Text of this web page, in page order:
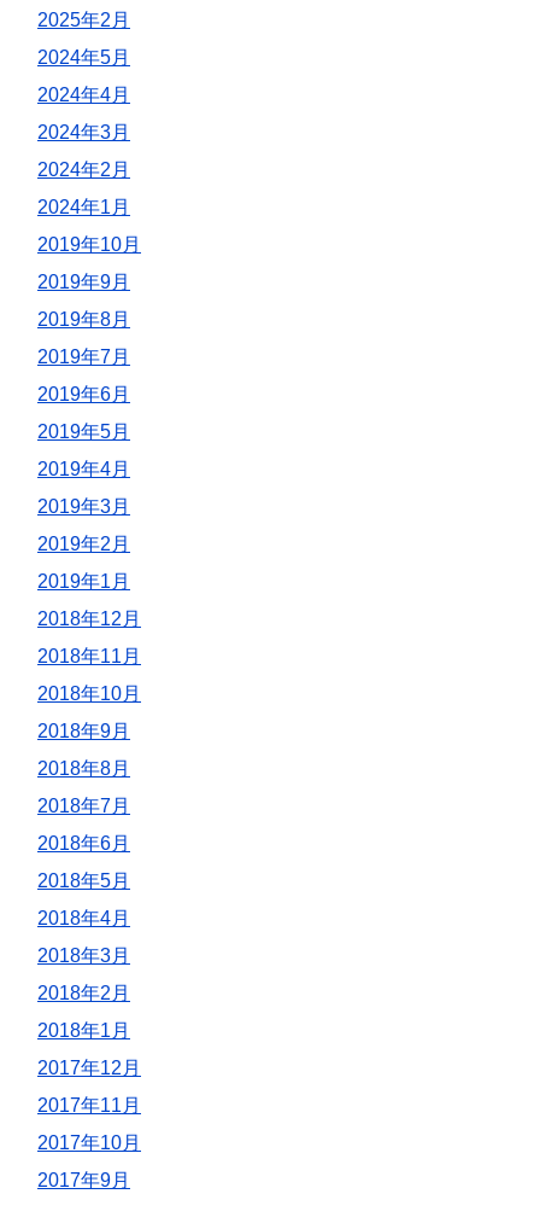
2025年2月
2024年5月
2024年4月
2024年3月
2024年2月
2024年1月
2019年10月
2019年9月
2019年8月
2019年7月
2019年6月
2019年5月
2019年4月
2019年3月
2019年2月
2019年1月
2018年12月
2018年11月
2018年10月
2018年9月
2018年8月
2018年7月
2018年6月
2018年5月
2018年4月
2018年3月
2018年2月
2018年1月
2017年12月
2017年11月
2017年10月
2017年9月